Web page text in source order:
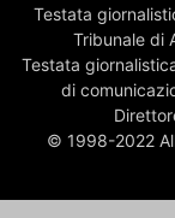
Testata
Tribunale di
Testata
di
© 1998-2022